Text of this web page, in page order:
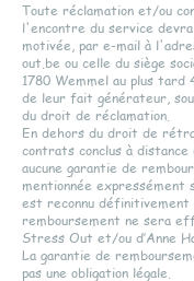
Toute réclamation et/ou
l'encontre du service
motivée, par e-mail à
out.be ou celle du siège
1780 Wemmel au plus
de leur fait générateur,
du droit de réclamation.
En dehors du droit de
contrats conclus à
aucune garantie de
mentionnée expressément
est reconnu définitivement
remboursement ne sera
Stress Out et/ou d’Anne
La garantie de
pas une obligation légale.